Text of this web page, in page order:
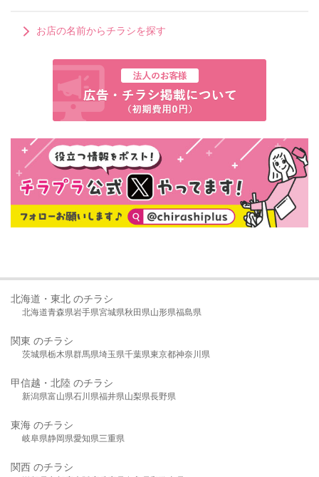
お店の名前からチラシを探す
北海道・東北 のチラシ
北海道青森県岩手県宮城県秋田県山形県福島県
関東 のチラシ
茨城県栃木県群馬県埼玉県千葉県東京都神奈川県
甲信越・北陸 のチラシ
新潟県富山県石川県福井県山梨県長野県
東海 のチラシ
岐阜県静岡県愛知県三重県
関西 のチラシ